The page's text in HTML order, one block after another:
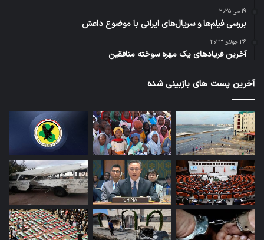
19 می 2025
بررسی فیلم‌ها و سریال‌های ایرانی با موضوع داعش
26 جولای 2023
آخرین فریادهای یک مهره سوخته منافقین
آخرین پست های بازبینی شده